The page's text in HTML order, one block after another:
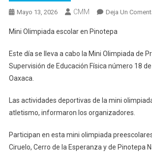
Mayo 13, 2026 CMM Deja Un
Mini Olimpiada escolar en Pinotepa
Este día se lleva a cabo la Mini Olimpiada de
Supervisión de Educación Física número 18
Oaxaca.
Las actividades deportivas de la mini
atletismo, informaron los organizadores.
Participan en esta mini olimpiada
Ciruelo, Cerro de la Esperanza y de Pinotepa